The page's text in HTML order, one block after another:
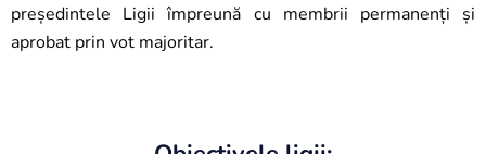
președintele Ligii împreună cu membrii permanenți și
aprobat prin vot majoritar.